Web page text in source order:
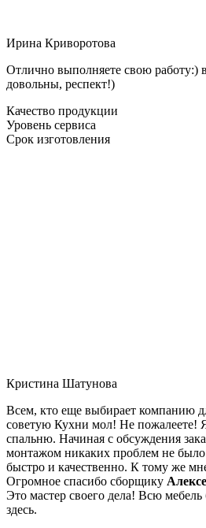
Ирина Криворотова
Отлично выполняете свою работу:)
довольны, респект!)
Качество продукции
Уровень сервиса
Срок изготовления
Кристина Шатунова
Всем, кто еще выбирает компанию
советую Кухни мол! Не пожалеете!
спальню. Начиная с обсуждения
монтажом никаких проблем не
быстро и качественно. К тому же
Огромное спасибо сборщику
Это мастер своего дела! Всю мебель
здесь.